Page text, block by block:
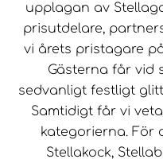
upplagan av
prisutdelare,
vi årets pristagare
Gästerna får vid
sedvanligt festligt
Samtidigt får vi
kategorierna. För
Stellakock,